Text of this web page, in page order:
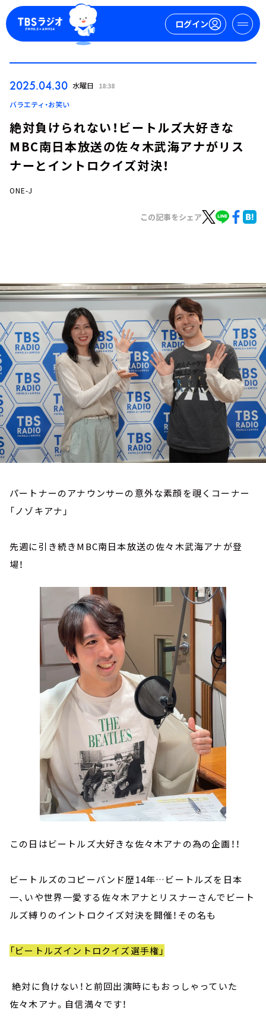
ログイン
ログイン
イベント・グッズ
YouTube
会社情報
2025.04.30 水曜日 18:38
バラエティ・お笑い
絶対負けられない！ビートルズ大好きな
MBC南日本放送の佐々木武海アナがリス
ナーとイントロクイズ対決！
ONE-J
この記事をシェア
パートナーのアナウンサーの意外な素顔を覗くコーナー
「ノゾキアナ」
先週に引き続きMBC南日本放送の佐々木武海アナが登
場！
この日はビートルズ大好きな佐々木アナの為の企画！！
ビートルズのコピーバンド歴14年…ビートルズを日本
一、いや世界一愛する佐々木アナとリスナーさんでビート
ルズ縛りのイントロクイズ対決を開催！その名も
「ビートルズイントロクイズ選手権」
絶対に負けない！と前回出演時にもおっしゃっていた
佐々木アナ。自信満々です！